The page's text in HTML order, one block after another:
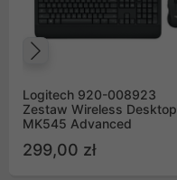
Logitech 920-008923
Zestaw Wireless Desktop
MK545 Advanced
299,00 zł